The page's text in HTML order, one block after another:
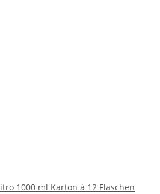
1000 ml Karton á 12 Flaschen